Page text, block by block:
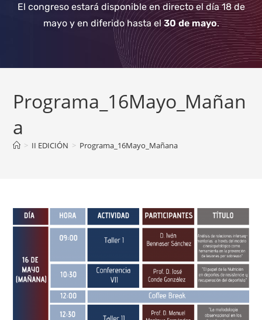
El congreso estará disponible en directo el día 18 de
mayo y en diferido hasta el30 de mayo.
Programa_16Mayo_Mañan
a
> II EDICIÓN > Programa_16Mayo_Mañana